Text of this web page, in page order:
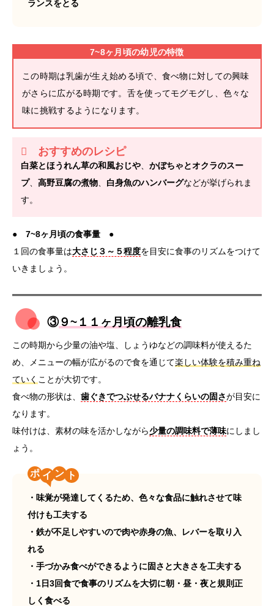
ランスをとる
7~8ヶ月頃の幼児の特徴
この時期は乳歯が生え始める頃で、食べ物に対しての興味
がさらに広がる時期です。舌を使ってモグモグし、色々な
味に挑戦するようになります。
おすすめのレシピ
白菜とほうれん草の和風おじや
かぼちゃとオクラのスー
プ、 高野豆腐の煮物 白身魚のハンバーグなどが挙げられま
す。
● 7~8ヶ月頃の食事量 ●
１回の食事量は大さじ３～５程度を目安に食事のリズムをつけて
いきましょう。
③９~１１ヶ月頃の離乳食
この時期から少量の油や塩、しょうゆなどの調味料が使えるた
め、メニューの幅が広がるので食を通じて楽しい体験を積み重ね
ていく ことが大切です。
食べ物の形状は、 歯ぐきでつぶせるバナナくらいの固さが目安に
なります。
味付けは、素材の味を活かしながら少量の調味料で薄味にしまし
ょう。
ポ ン
・味覚が発達してくるため、色々な食品に触れさせて味
付けも工夫する
・鉄が不足しやすいので肉や赤身の魚、レバーを取り入
れる
・手づかみ食べができるように固さと大きさを工夫する
・1日3回食で食事のリズムを大切に朝・昼・夜と規則正
しく食べる